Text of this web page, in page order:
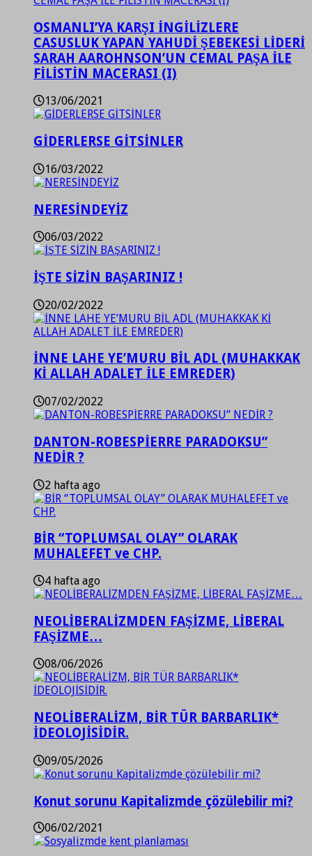
OSMANLI’YA KARŞI İNGİLİZLERE
CASUSLUK YAPAN YAHUDİ ŞEBEKESİ LİDERİ
SARAH AAROHNSON’UN CEMAL PAŞA İLE
FİLİSTİN MACERASI (I)
13/06/2021
GİDERLERSE GİTSİNLER
16/03/2022
NERESİNDEYİZ
06/03/2022
İŞTE SİZİN BAŞARINIZ !
20/02/2022
İNNE LAHE YE’MURU BİL ADL (MUHAKKAK
Kİ ALLAH ADALET İLE EMREDER)
07/02/2022
DANTON-ROBESPİERRE PARADOKSU”
NEDİR ?
2 hafta ago
BİR “TOPLUMSAL OLAY” OLARAK
MUHALEFET ve CHP.
4 hafta ago
NEOLİBERALİZMDEN FAŞİZME, LİBERAL
FAŞİZME…
08/06/2026
NEOLİBERALİZM, BİR TÜR BARBARLIK*
İDEOLOJİSİDİR.
09/05/2026
Konut sorunu Kapitalizmde çözülebilir mi?
06/02/2021